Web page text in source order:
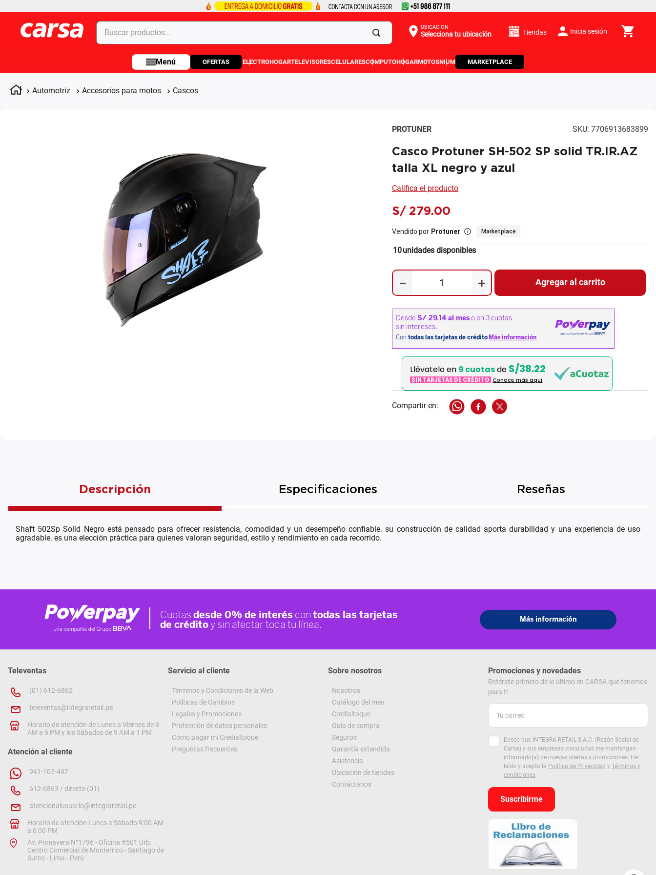
Buscar productos... UBICACIÓN
Selecciona tu ubicación Tiendas Inicia sesión
OFERTAS ELECTROHOGARTELEVISORESCELULARESCOMPUTOHOGARMOTOSNIUM MARKETPLACE
Automotriz Accesorios para motos Cascos
PROTUNER SKU: 7706913683899
Casco Protuner SH-502 SP solid TR.IR.AZ
talla XL negro y azul
Califica el producto
S/ 279.00
Vendido por Protuner Marketplace
10unidades disponibles
＋
－ Agregar al carrito
Llévatelo en 9 cuotasde S/38.22
SIN TARJETAS DE CRÉDITO Conoce más aqui
Descripción Especificaciones Reseñas
Shaft 502Sp Solid Negro está pensado para ofrecer resistencia, comodidad y un desempeño confiable. su construcción de calidad aporta durabilidad y una experiencia de uso
agradable. es una elección práctica para quienes valoran seguridad, estilo y rendimiento en cada recorrido.
Televentas
(01) 612-6862
televentas@integraretail.pe
Horario de atención de Lunes a Viernes de 9
AM a 6 PM y los Sábados de 9 AM a 1 PM
Atención al cliente
941-105-447
612-6863 / directo (01)
atencionalusuario@integraretail.pe
Horario de atención Lunes a Sábado 9:00 AM
a 6:00 PM
Av. Primavera N°1796 - Oficina #501 Urb.
Centro Comercial de Monterrico - Santiago de
Surco - Lima - Perú
Servicio al cliente
Términos y Condiciones de la Web
Políticas de Cambios
Legales y Promociones
Protección de datos personales
Cómo pagar mi Credialtoque
Preguntas frecuentes
Sobre nosotros
Nosotros
Catálogo del mes
Credialtoque
Guía de compra
Seguros
Garantía extendida
Asistencia
Ubicación de tiendas
Contáctanos
Promociones y novedades
Entérate primero de lo último en CARSA que tenemos
para ti
Deseo que INTEGRA RETAIL S.A.C. (Razón Social de
Carsa) y sus empresas vinculadas me mantengan
informado(a) de nuevas ofertas y promociones. He
leído y acepto la Política de Privacidad y Términos y
condiciones
Suscribirme
Términos más buscados